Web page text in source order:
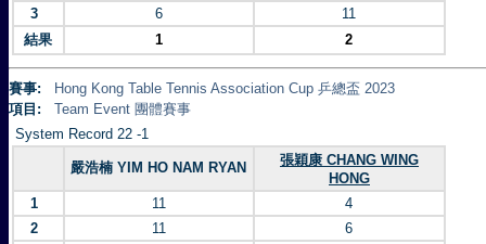
3
6
11
結果
1 2
賽事:
Hong Kong Table Tennis Association Cup 乒總盃 2023
項目:
Team Event 團體賽事
System Record 22 -1
嚴浩楠 YIM HO NAM RYAN
張穎康 CHANG WING
HONG
1
11
4
2
11
6